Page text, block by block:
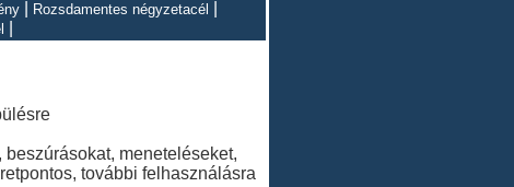
Rozsdamentes négyzetacél
meneteléseket,
további felhasználásra